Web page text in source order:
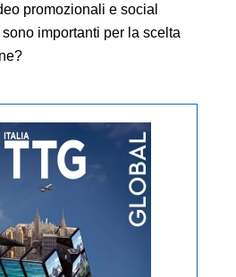
promozionali e social
importanti per la scelta